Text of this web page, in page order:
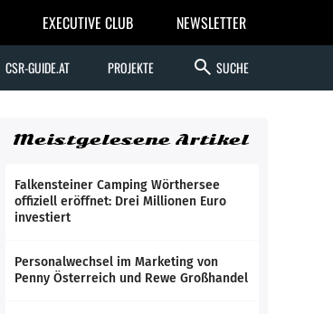
EXECUTIVE CLUB NEWSLETTER
CSR-GUIDE.AT PROJEKTE search SUCHE
Meistgelesene Artikel
Falkensteiner Camping Wörthersee
offiziell eröffnet: Drei Millionen Euro
investiert
Personalwechsel im Marketing von
Penny Österreich und Rewe Großhandel